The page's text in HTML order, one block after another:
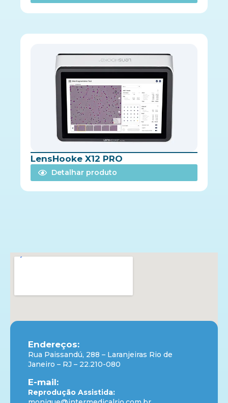
LensHooke X12 PRO
Detalhar produto
Endereços:
Rua Paissandú, 288 – Laranjeiras Rio de
Janeiro – RJ – 22.210-080
E-mail:
Reprodução Assistida: